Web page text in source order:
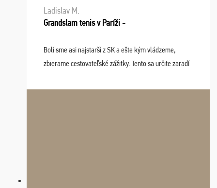
Ladislav M.
Grandslam tenis v Paríži -
Bolí sme asi najstarší z SK a ešte kým vládzeme,
zbierame cestovateľské zážitky. Tento sa určite zaradí
osudu - pohodový šefík Meďo, dobrá parti ...